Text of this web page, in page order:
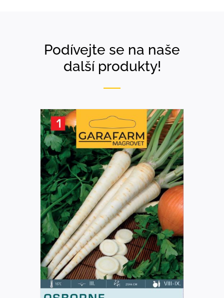
Podívejte se na naše
další produkty!
DETAILS